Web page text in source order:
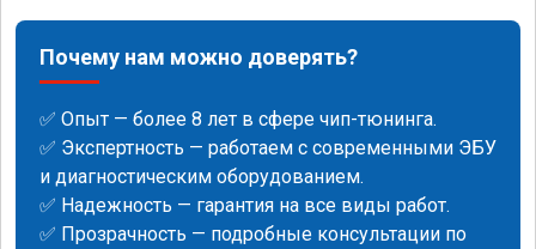
Почему нам можно доверять?
✅ Опыт — более 8 лет в сфере чип-тюнинга.
✅ Экспертность — работаем с современными ЭБУ
и диагностическим оборудованием.
✅ Надежность — гарантия на все виды работ.
✅ Прозрачность — подробные консультации по